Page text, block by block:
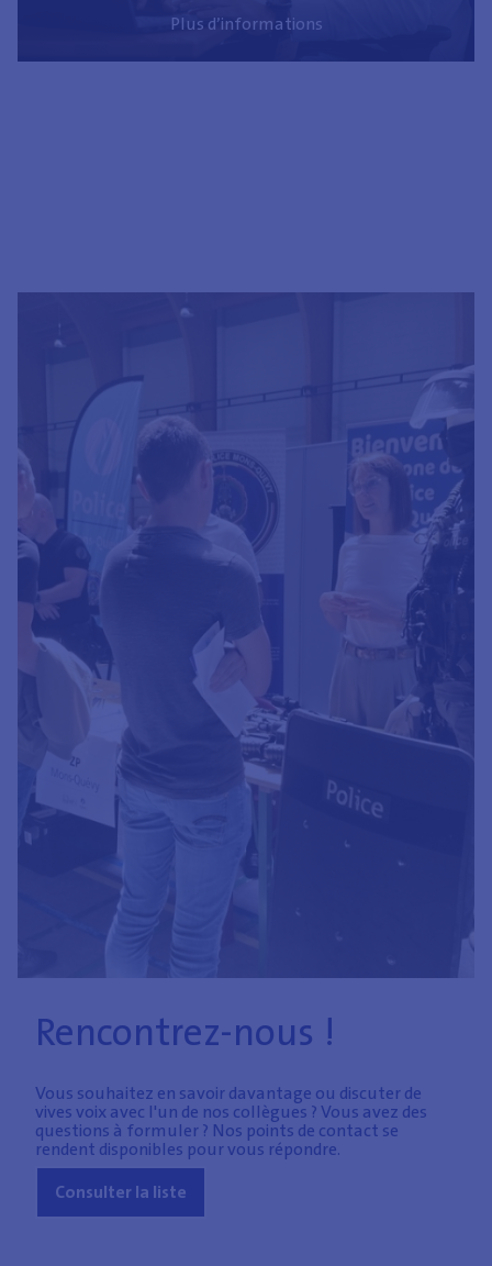
Plus d’informations
Rencontrez-nous !
Vous souhaitez en savoir davantage ou discuter de
vives voix avec l'un de nos collègues ? Vous avez des
questions à formuler ? Nos points de contact se
rendent disponibles pour vous répondre.
Consulter la liste